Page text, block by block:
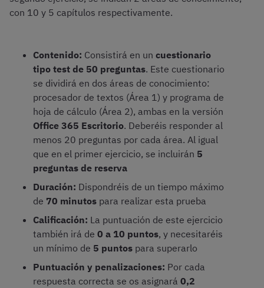
con 10 y 5 capítulos respectivamente.
Contenido: Consistirá en un cuestionario
tipo test de 50 preguntas. Este cuestionario
se dividirá en dos áreas de conocimiento:
procesador de textos (Área 1) y programa de
hoja de cálculo (Área 2), ambas en la versión
Office 365 Escritorio. Deberéis responder al
menos 20 preguntas por cada área. Al igual
que en el primer ejercicio, se incluirán 5
preguntas de reserva
Duración: Dispondréis de un tiempo máximo
de 70 minutos para realizar esta prueba
Calificación: La puntuación de este ejercicio
también irá de 0 a 10 puntos, y necesitaréis
un mínimo de 5 puntos para superarlo
Puntuación y penalizaciones: Por cada
respuesta correcta se os asignará 0,2